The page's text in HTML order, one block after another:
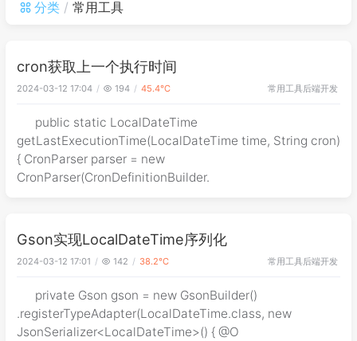
分类 常用工具
cron获取上一个执行时间
2024-03-12 17:04 194 45.4℃ 常用工具后端开发
public static LocalDateTime
getLastExecutionTime(LocalDateTime time, String cron)
{ CronParser parser = new
CronParser(CronDefinitionBuilder.
Gson实现LocalDateTime序列化
2024-03-12 17:01 142 38.2℃ 常用工具后端开发
private Gson gson = new GsonBuilder()
.registerTypeAdapter(LocalDateTime.class, new
JsonSerializer<LocalDateTime>() { @O